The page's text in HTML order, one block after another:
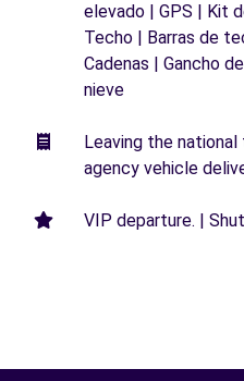
elevado | GPS | Kit
Techo | Barras de
Cadenas | Gancho
nieve
Leaving the
agency vehicle
VIP departure. |